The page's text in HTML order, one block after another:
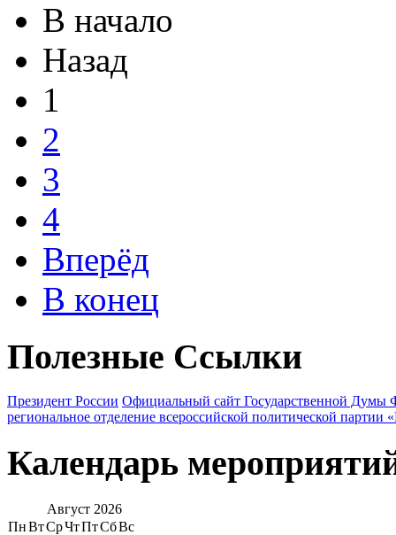
В начало
Назад
1
2
3
4
Вперёд
В конец
Полезные Ссылки
Президент России Официальный сайт Государственной Думы
региональное отделение всероссийской политической партии
Календарь
Август 2026
ПнВтСрЧтПтСбВс